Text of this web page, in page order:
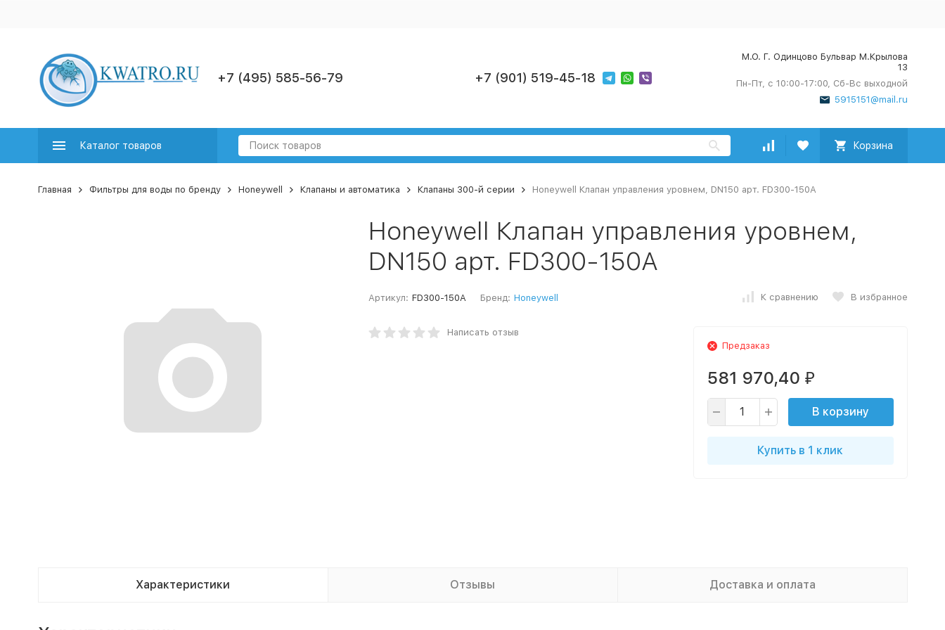
+7 (495) 585-56-79 +7 (901) 519-45-18
М.О. Г. Одинцово Бульвар М.Крылова
13
Пн-Пт, с 10:00-17:00, Сб-Вс выходной
5915151@mail.ru
Каталог товаров Корзина
Главная Фильтры для воды по бренду Honeywell Клапаны и автоматика Клапаны 300-й серии Honeywell Клапан управления уровнем, DN150 арт. FD300-150A
Honeywell Клапан управления уровнем,
DN150 арт. FD300-150A
Артикул: FD300-150A Бренд: Honeywell К сравнению В избранное
Написать отзыв
Предзаказ
581 970,40 ₽
В корзину
Купить в 1 клик
Характеристики Отзывы Доставка и оплата